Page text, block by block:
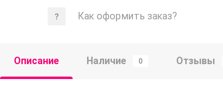
Как оформить заказ?
Описание Наличие 0 Отзывы